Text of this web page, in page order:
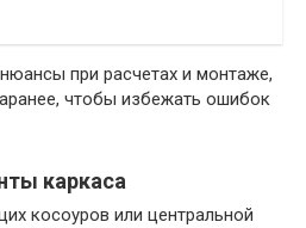
при расчетах и монтаже,
чтобы избежать ошибок
каркаса
косоуров или центральной